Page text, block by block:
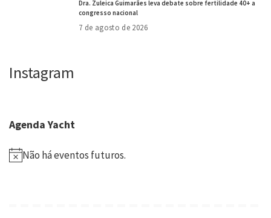
Dra. Zuleica Guimarães leva debate sobre fertilidade 40+ a
congresso nacional
7 de agosto de 2026
Instagram
Agenda Yacht
Não há eventos futuros.